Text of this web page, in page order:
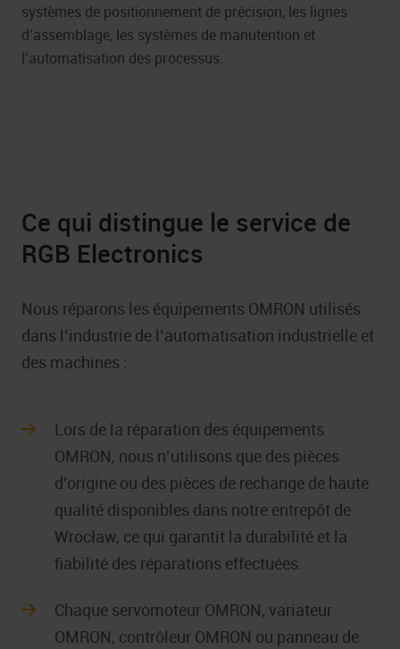
systèmes de positionnement de précision, les lignes
d’assemblage, les systèmes de manutention et
l’automatisation des processus.
Ce qui distingue le service de
RGB Electronics
Nous réparons les équipements OMRON utilisés
dans l’industrie de l’automatisation industrielle et
des machines :
Lors de la réparation des équipements
OMRON, nous n’utilisons que des pièces
d’origine ou des pièces de rechange de haute
qualité disponibles dans notre entrepôt de
Wrocław, ce qui garantit la durabilité et la
fiabilité des réparations effectuées.
Chaque servomoteur OMRON, variateur
OMRON, contrôleur OMRON ou panneau de